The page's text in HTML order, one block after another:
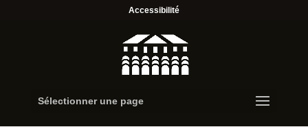
Accessibilité
Sélectionner une page